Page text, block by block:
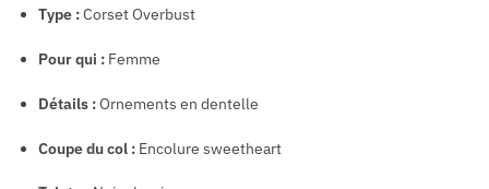
Type :Corset Overbust
Pour qui : Femme
Détails :Ornements en dentelle
Coupe du col : Encolure sweetheart